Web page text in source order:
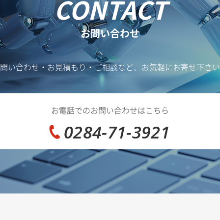
CONTACT
お問い合わせ
い合わせ・お見積もり・ご相談など、お気軽にお寄せ下さ
お電話でのお問い合わせはこちら